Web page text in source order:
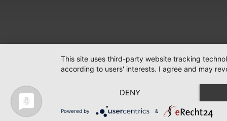
This site uses third-party website tracking
according to users' interests. I agree and may
DENY
Powered by &